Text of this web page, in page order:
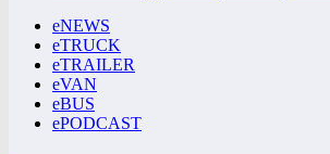
eNEWS
eTRUCK
eTRAILER
eVAN
eBUS
ePODCAST